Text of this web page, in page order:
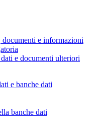
documenti e informazioni
e documenti ulteriori
e banche dati
banche dati